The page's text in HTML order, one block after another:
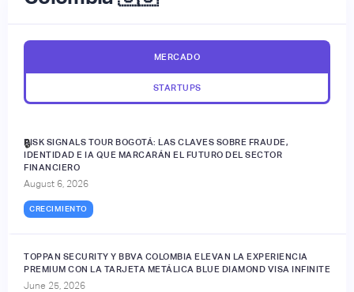
MERCADO
STARTUPS
RISK SIGNALS TOUR BOGOTÁ: LAS CLAVES SOBRE FRAUDE,
IDENTIDAD E IA QUE MARCARÁN EL FUTURO DEL SECTOR
FINANCIERO
August 6, 2026
CRECIMIENTO
🔒
TOPPAN SECURITY Y BBVA COLOMBIA ELEVAN LA EXPERIENCIA
PREMIUM CON LA TARJETA METÁLICA BLUE DIAMOND VISA INFINITE
June 25, 2026